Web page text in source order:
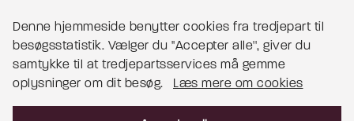
Bemærk!
Denne hjemmeside benytter cookies fra tredjepart til
besøgsstatistik. Vælger du ''Accepter alle'', giver du
samtykke til at tredjepartsservices må gemme
oplysninger om dit besøg.
Læs mere om cookies